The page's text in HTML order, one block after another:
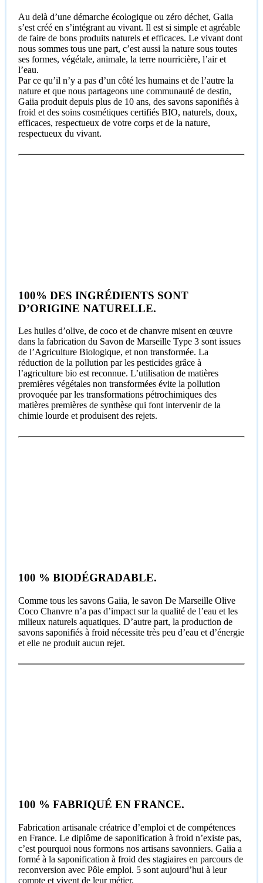
Au delà d’une démarche écologique ou zéro déchet, Gaiia
s’est créé en s’intégrant au vivant. Il est si simple et agréable
de faire de bons produits naturels et efficaces. Le vivant dont
nous sommes tous une part, c’est aussi la nature sous toutes
ses formes, végétale, animale, la terre nourricière, l’air et
l’eau.
Par ce qu’il n’y a pas d’un côté les humains et de l’autre la
nature et que nous partageons une communauté de destin,
Gaiia produit depuis plus de 10 ans, des savons saponifiés à
froid et des soins cosmétiques certifiés BIO, naturels, doux,
efficaces, respectueux de votre corps et de la nature,
respectueux du vivant.
100% DES INGRÉDIENTS SONT
D’ORIGINE NATURELLE.
Les huiles d’olive, de coco et de chanvre misent en œuvre
dans la fabrication du Savon de Marseille Type 3 sont issues
de l’Agriculture Biologique, et non transformée. La
réduction de la pollution par les pesticides grâce à
l’agriculture bio est reconnue. L’utilisation de matières
premières végétales non transformées évite la pollution
provoquée par les transformations pétrochimiques des
matières premières de synthèse qui font intervenir de la
chimie lourde et produisent des rejets.
100 % BIODÉGRADABLE.
Comme tous les savons Gaiia, le savon De Marseille Olive
Coco Chanvre n’a pas d’impact sur la qualité de l’eau et les
milieux naturels aquatiques. D’autre part, la production de
savons saponifiés à froid nécessite très peu d’eau et d’énergie
et elle ne produit aucun rejet.
100 % FABRIQUÉ EN FRANCE.
Fabrication artisanale créatrice d’emploi et de compétences
en France. Le diplôme de saponification à froid n’existe pas,
c’est pourquoi nous formons nos artisans savonniers. Gaiia a
formé à la saponification à froid des stagiaires en parcours de
reconversion avec Pôle emploi. 5 sont aujourd’hui à leur
compte et vivent de leur métier.